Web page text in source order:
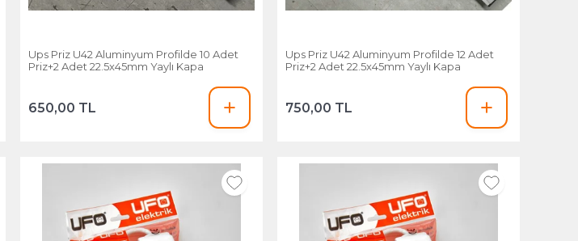
Ups Priz U42 Aluminyum Profilde 10 Adet
Priz+2 Adet 22.5x45mm Yaylı Kapa
650,00 TL
Ups Priz U42 Aluminyum Profilde 12 Adet
Priz+2 Adet 22.5x45mm Yaylı Kapa
750,00 TL